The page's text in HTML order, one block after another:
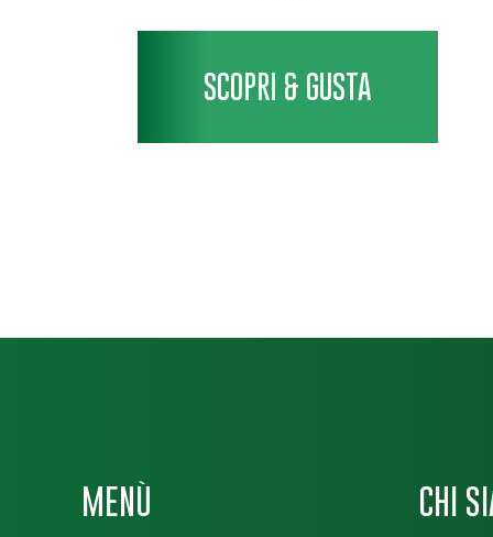
SCOPRI & GUSTA
CHI
MENÙ